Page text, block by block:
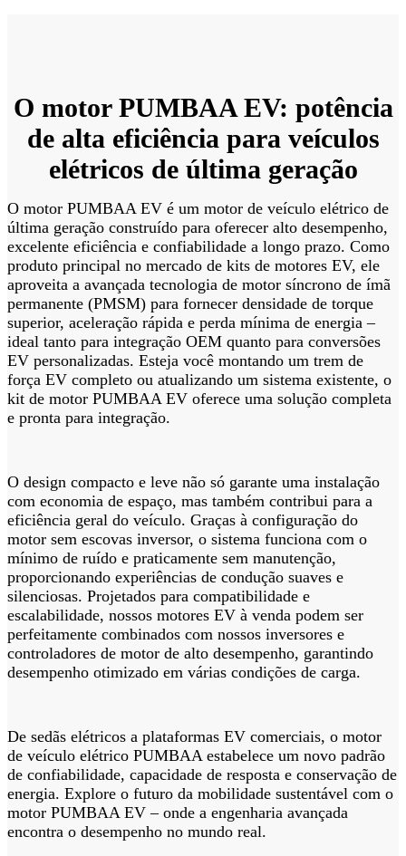
O motor PUMBAA EV: potência
de alta eficiência para veículos
elétricos de última geração
O motor PUMBAA EV é um motor de veículo elétrico de
última geração construído para oferecer alto desempenho,
excelente eficiência e confiabilidade a longo prazo. Como
produto principal no mercado de kits de motores EV, ele
aproveita a avançada tecnologia de motor síncrono de ímã
permanente (PMSM) para fornecer densidade de torque
superior, aceleração rápida e perda mínima de energia –
ideal tanto para integração OEM quanto para conversões
EV personalizadas. Esteja você montando um trem de
força EV completo ou atualizando um sistema existente, o
kit de motor PUMBAA EV oferece uma solução completa
e pronta para integração.
O design compacto e leve não só garante uma instalação
com economia de espaço, mas também contribui para a
eficiência geral do veículo. Graças à configuração do
motor sem escovas inversor, o sistema funciona com o
mínimo de ruído e praticamente sem manutenção,
proporcionando experiências de condução suaves e
silenciosas. Projetados para compatibilidade e
escalabilidade, nossos motores EV à venda podem ser
perfeitamente combinados com nossos inversores e
controladores de motor de alto desempenho, garantindo
desempenho otimizado em várias condições de carga.
De sedãs elétricos a plataformas EV comerciais, o motor
de veículo elétrico PUMBAA estabelece um novo padrão
de confiabilidade, capacidade de resposta e conservação de
energia. Explore o futuro da mobilidade sustentável com o
motor PUMBAA EV – onde a engenharia avançada
encontra o desempenho no mundo real.